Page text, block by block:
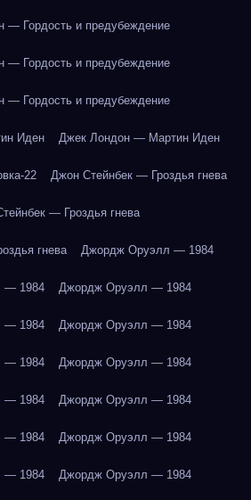
— Гордость и предубеждение
— Гордость и предубеждение
— Гордость и предубеждение
Иден Джек Лондон — Мартин Иден
22 Джон Стейнбек — Гроздья гнева
— Гроздья гнева
гнева Джордж Оруэлл — 1984
— 1984 Джордж Оруэлл — 1984
— 1984 Джордж Оруэлл — 1984
— 1984 Джордж Оруэлл — 1984
— 1984 Джордж Оруэлл — 1984
— 1984 Джордж Оруэлл — 1984
— 1984 Джордж Оруэлл — 1984